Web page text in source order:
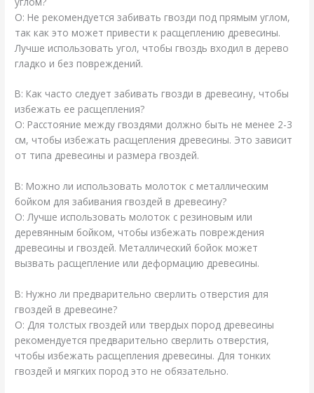
О: Не рекомендуется забивать гвозди под прямым углом,
так как это может привести к расщеплению древесины.
Лучше использовать угол, чтобы гвоздь входил в дерево
гладко и без повреждений.
В: Как часто следует забивать гвозди в древесину, чтобы
избежать ее расщепления?
О: Расстояние между гвоздями должно быть не менее 2-3
см, чтобы избежать расщепления древесины. Это зависит
от типа древесины и размера гвоздей.
В: Можно ли использовать молоток с металлическим
бойком для забивания гвоздей в древесину?
О: Лучше использовать молоток с резиновым или
деревянным бойком, чтобы избежать повреждения
древесины и гвоздей. Металлический бойок может
вызвать расщепление или деформацию древесины.
В: Нужно ли предварительно сверлить отверстия для
гвоздей в древесине?
О: Для толстых гвоздей или твердых пород древесины
рекомендуется предварительно сверлить отверстия,
чтобы избежать расщепления древесины. Для тонких
гвоздей и мягких пород это не обязательно.